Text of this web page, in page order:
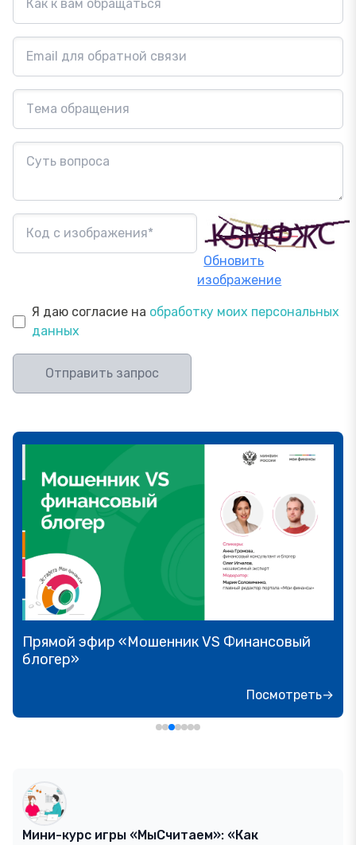
Обновить
изображение
Я даю согласие на обработку моих персональных
данных
Отправить запрос
Прямой эфир «Онлайн-инструменты,
которые помогут обезопасить сбережения
Посмотреть→
Мини-курс игры «МыСчитаем»: «Как